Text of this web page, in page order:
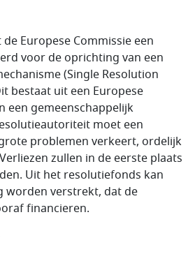
Europese Commissie een
voor de oprichting van een
(Single Resolution
bestaat uit een Europese
een gemeenschappelijk
moet een
problemen verkeert, ordelijk
zullen in de eerste plaats
Uit het resolutiefonds kan
worden verstrekt, dat de
financieren.